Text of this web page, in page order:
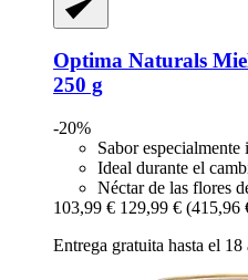
Optima Naturals
250 g
-20%
Sabor especialmente
Ideal durante el
Néctar de las flores
103,99 € 129,99 € (415,96
Entrega gratuita hasta el 18